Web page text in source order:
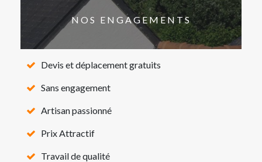
NOS ENGAGEMENTS
Devis et déplacement gratuits
Sans engagement
Artisan passionné
Prix Attractif
Travail de qualité